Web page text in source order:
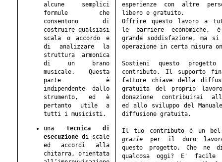
alcune semplici
formule che
consentono di
costruire qualsiasi
scala o accordo e
di analizzare la
struttura armonica
di un brano
musicale. Questa
parte è
indipendente dallo
strumento, ed è
pertanto utile a
tutti i musicisti.
una tecnica di
esecuzione di scale
ed accordi alla
chitarra, orientata
esperienze con altre
libero e gratuito.
Offrire questo lavoro a
le barriere economiche,
grande soddisfazione, ma
operazione in certa misura
Sostieni questo
contributo. Il supporto
fattore chiave della
gratuita del proprio
donazione contribuirai
ed allo sviluppo del
diffusione gratuita.
Il tuo contributo è un bel
grazie per il duro
questo progetto. Che ne
qualcosa oggi? E'